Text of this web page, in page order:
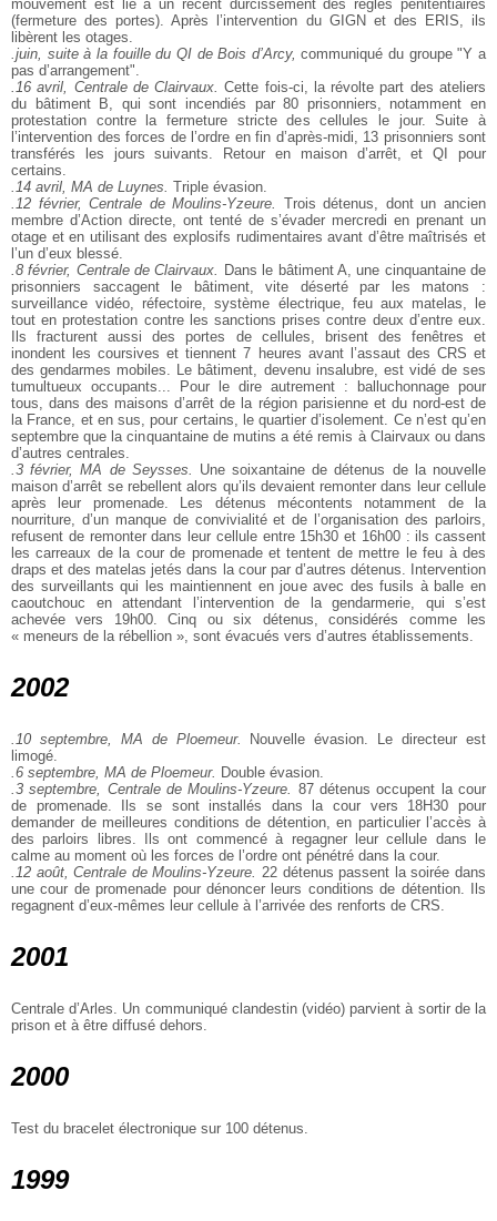
mouvement est lié à un récent durcissement des règles pénitentiaires
(fermeture des portes). Après l’intervention du GIGN et des ERIS, ils
libèrent les otages.
.juin, suite à la fouille du QI de Bois d’Arcy, communiqué du groupe "Y a
pas d’arrangement".
.16 avril, Centrale de Clairvaux. Cette fois-ci, la révolte part des ateliers
du bâtiment B, qui sont incendiés par 80 prisonniers, notamment en
protestation contre la fermeture stricte des cellules le jour. Suite à
l’intervention des forces de l’ordre en fin d’après-midi, 13 prisonniers sont
transférés les jours suivants. Retour en maison d’arrêt, et QI pour
certains.
.14 avril, MA de Luynes. Triple évasion.
.12 février, Centrale de Moulins-Yzeure. Trois détenus, dont un ancien
membre d’Action directe, ont tenté de s’évader mercredi en prenant un
otage et en utilisant des explosifs rudimentaires avant d’être maîtrisés et
l’un d’eux blessé.
.8 février, Centrale de Clairvaux. Dans le bâtiment A, une cinquantaine de
prisonniers saccagent le bâtiment, vite déserté par les matons :
surveillance vidéo, réfectoire, système électrique, feu aux matelas, le
tout en protestation contre les sanctions prises contre deux d’entre eux.
Ils fracturent aussi des portes de cellules, brisent des fenêtres et
inondent les coursives et tiennent 7 heures avant l’assaut des CRS et
des gendarmes mobiles. Le bâtiment, devenu insalubre, est vidé de ses
tumultueux occupants... Pour le dire autrement : balluchonnage pour
tous, dans des maisons d’arrêt de la région parisienne et du nord-est de
la France, et en sus, pour certains, le quartier d’isolement. Ce n’est qu’en
septembre que la cinquantaine de mutins a été remis à Clairvaux ou dans
d’autres centrales.
.3 février, MA de Seysses. Une soixantaine de détenus de la nouvelle
maison d’arrêt se rebellent alors qu’ils devaient remonter dans leur cellule
après leur promenade. Les détenus mécontents notamment de la
nourriture, d’un manque de convivialité et de l’organisation des parloirs,
refusent de remonter dans leur cellule entre 15h30 et 16h00 : ils cassent
les carreaux de la cour de promenade et tentent de mettre le feu à des
draps et des matelas jetés dans la cour par d’autres détenus. Intervention
des surveillants qui les maintiennent en joue avec des fusils à balle en
caoutchouc en attendant l’intervention de la gendarmerie, qui s’est
achevée vers 19h00. Cinq ou six détenus, considérés comme les
« meneurs de la rébellion », sont évacués vers d’autres établissements.
2002
.10 septembre, MA de Ploemeur.
Nouvelle évasion. Le directeur est
limogé.
.6 septembre, MA de Ploemeur. Double évasion.
.3 septembre, Centrale de Moulins-Yzeure. 87 détenus occupent la cour
de promenade. Ils se sont installés dans la cour vers 18H30 pour
demander de meilleures conditions de détention, en particulier l’accès à
des parloirs libres. Ils ont commencé à regagner leur cellule dans le
calme au moment où les forces de l’ordre ont pénétré dans la cour.
.12 août, Centrale de Moulins-Yzeure. 22 détenus passent la soirée dans
une cour de promenade pour dénoncer leurs conditions de détention. Ils
regagnent d’eux-mêmes leur cellule à l’arrivée des renforts de CRS.
2001
Centrale d’Arles. Un communiqué clandestin (vidéo) parvient à sortir de la
prison et à être diffusé dehors.
2000
Test du bracelet électronique sur 100 détenus.
1999